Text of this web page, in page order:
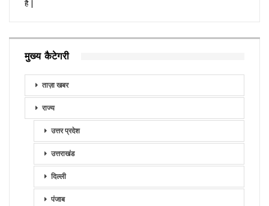
है |
मुख्य कैटेगरी
ताज़ा खबर
राज्य
उत्तर प्रदेश
उत्तराखंड
दिल्ली
पंजाब